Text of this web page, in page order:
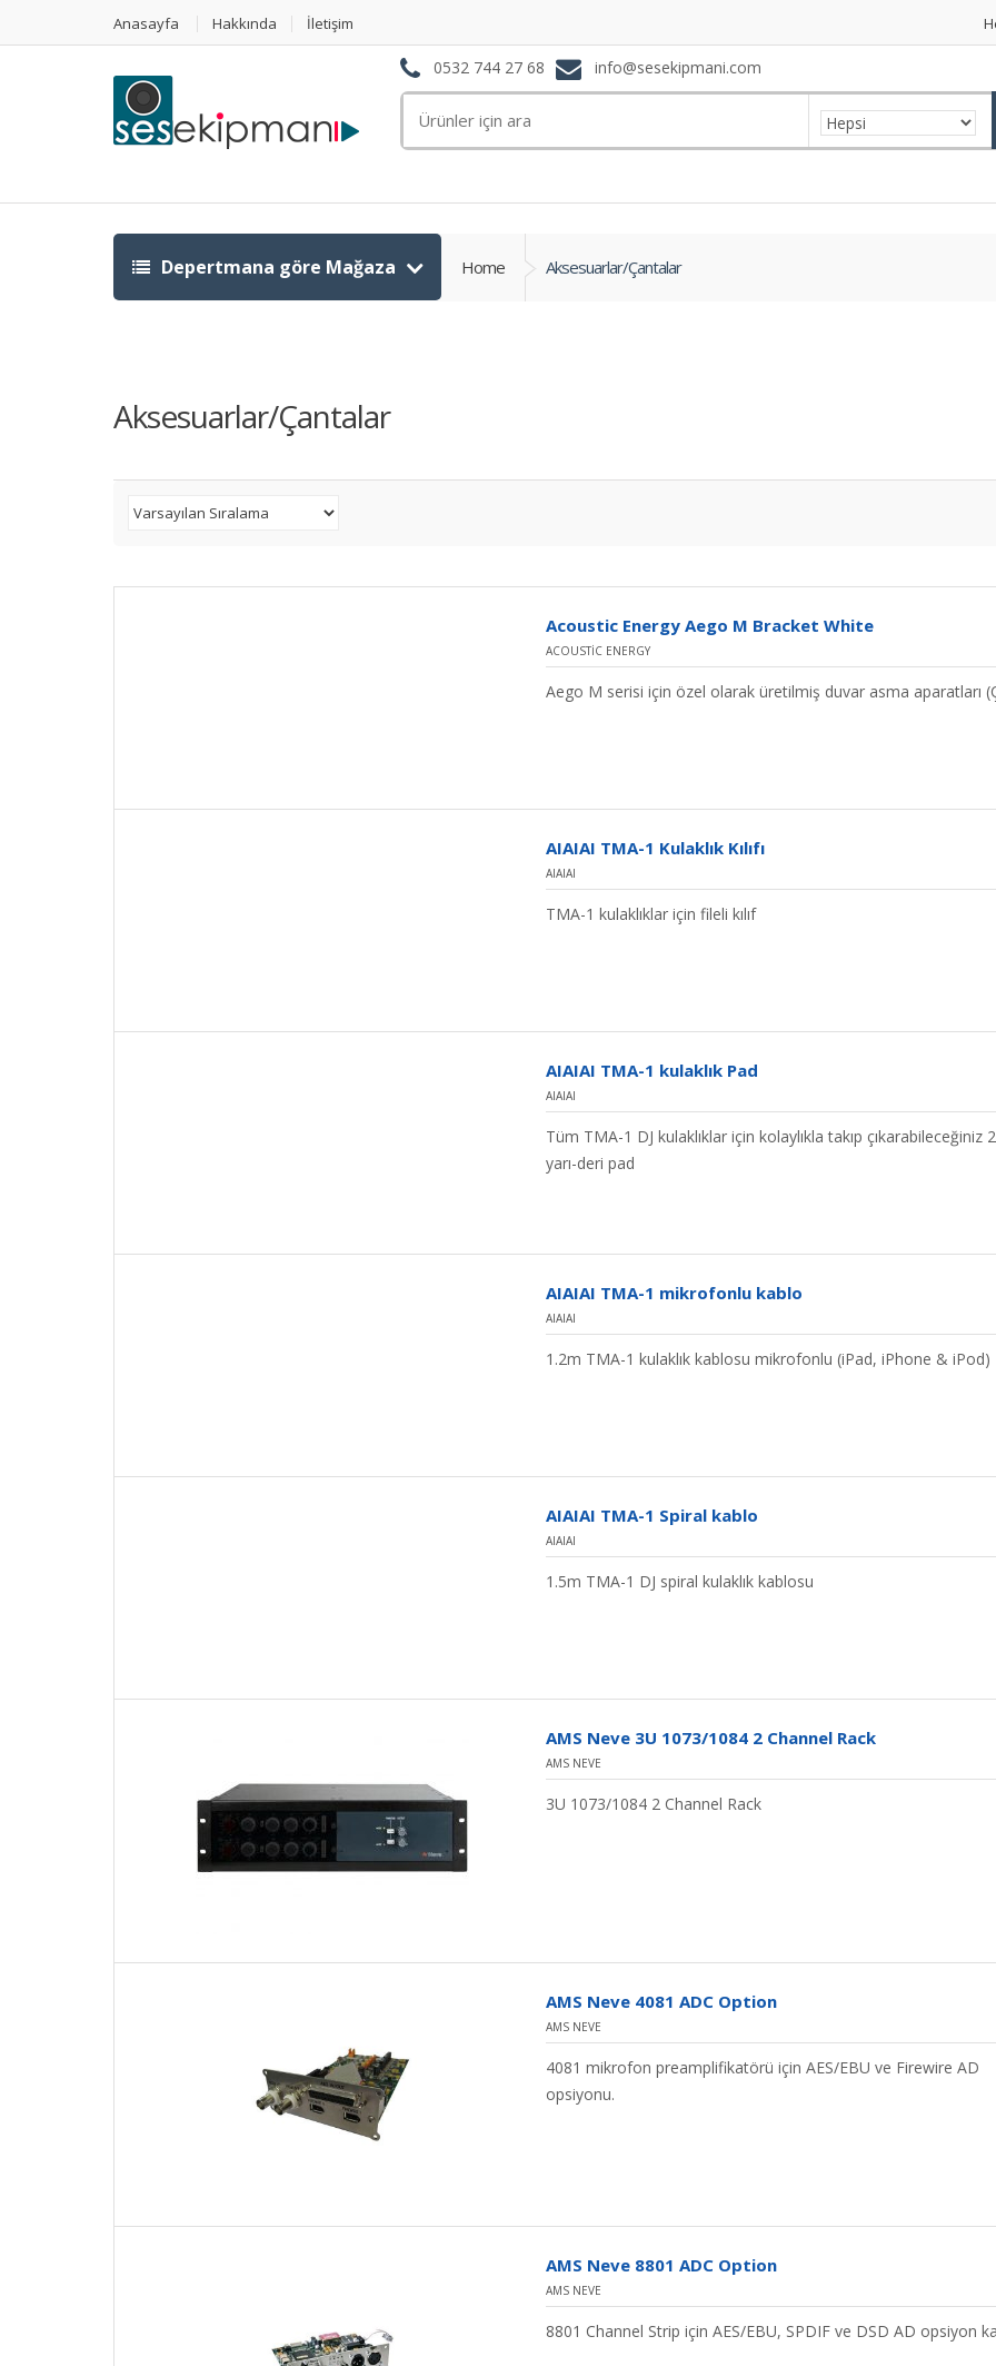
Anasayfa Hakkında İletişim
0532 744 27 68 info@sesekipmani.com
Depertmana göre Mağaza Home Aksesuarlar/Çantalar
Aksesuarlar/Çantalar
Acoustic Energy Aego M Bracket White
ACOUSTIC ENERGY
Aego M serisi için özel olarak üretilmiş duvar asma aparatları
AIAIAI TMA-1 Kulaklık Kılıfı
AIAIAI
TMA-1 kulaklıklar için fileli kılıf
AIAIAI TMA-1 kulaklık Pad
AIAIAI
Tüm TMA-1 DJ kulaklıklar için kolaylıkla takıp çıkarabileceğiniz
yarı-deri pad
AIAIAI TMA-1 mikrofonlu kablo
AIAIAI
1.2m TMA-1 kulaklık kablosu mikrofonlu (iPad, iPhone & iPod)
AIAIAI TMA-1 Spiral kablo
AIAIAI
1.5m TMA-1 DJ spiral kulaklık kablosu
AMS Neve 3U 1073/1084 2 Channel Rack
AMS NEVE
3U 1073/1084 2 Channel Rack
AMS Neve 4081 ADC Option
AMS NEVE
4081 mikrofon preamplifikatörü için AES/EBU ve Firewire AD
opsiyonu.
AMS Neve 8801 ADC Option
AMS NEVE
8801 Channel Strip için AES/EBU, SPDIF ve DSD AD opsiyon